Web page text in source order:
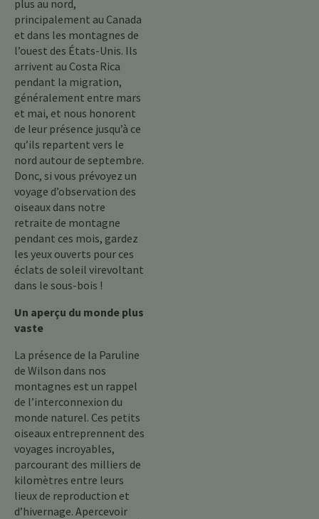
plus au nord,
principalement au Canada
et dans les montagnes de
l’ouest des États-Unis. Ils
arrivent au Costa Rica
pendant la migration,
généralement entre mars
et mai, et nous honorent
de leur présence jusqu’à ce
qu’ils repartent vers le
nord autour de septembre.
Donc, si vous prévoyez un
voyage d’observation des
oiseaux dans notre
retraite de montagne
pendant ces mois, gardez
les yeux ouverts pour ces
éclats de soleil virevoltant
dans le sous-bois !
Un aperçu du monde plus
vaste
La présence de la Paruline
de Wilson dans nos
montagnes est un rappel
de l’interconnexion du
monde naturel. Ces petits
oiseaux entreprennent des
voyages incroyables,
parcourant des milliers de
kilomètres entre leurs
lieux de reproduction et
d’hivernage. Apercevoir